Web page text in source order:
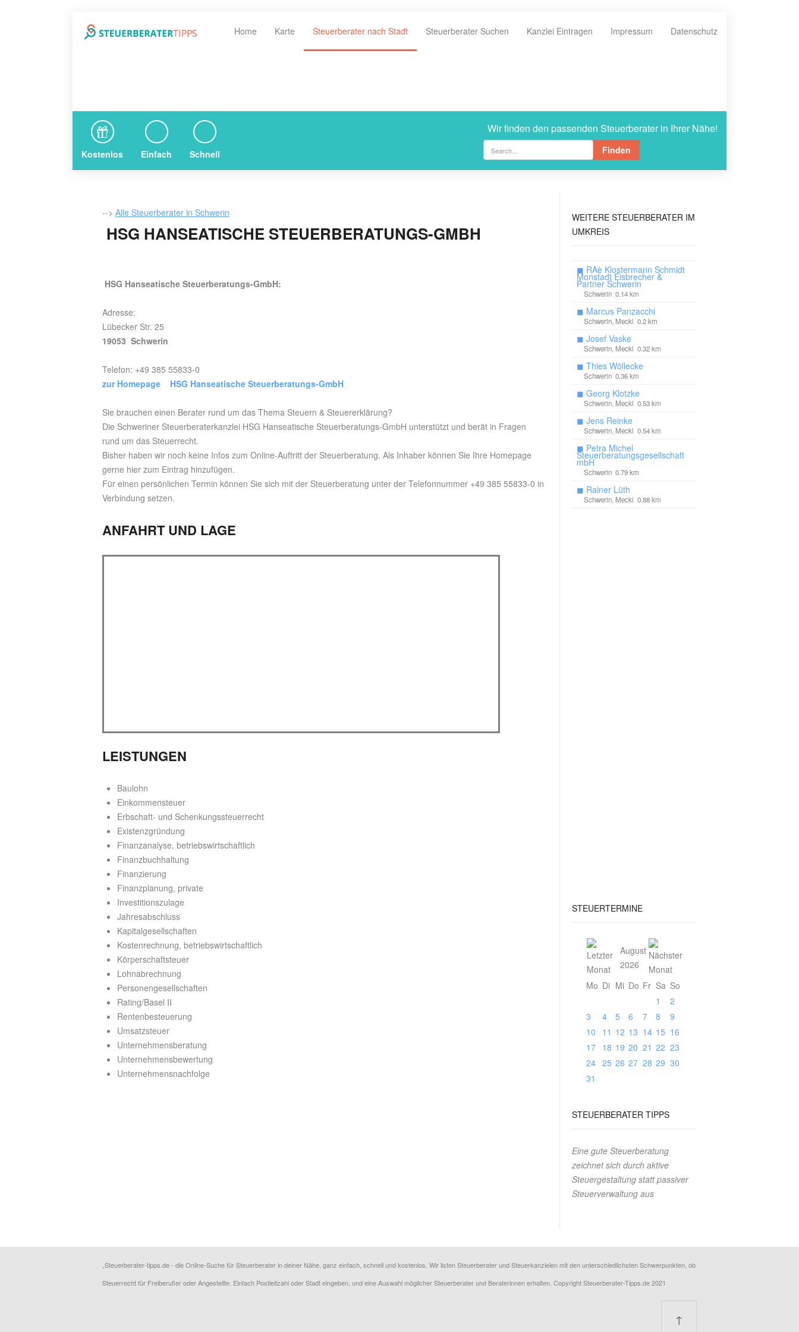
Home Karte Steuerberater nach Stadt Steuerberater Suchen Kanzlei Eintragen Impressum Datenschutz
Kostenlos Einfach Schnell
Wir finden den passenden Steuerberater in Ihrer Nähe!
Finden
--> Alle Steuerberater in Schwerin
HSG HANSEATISCHE STEUERBERATUNGS-GMBH
HSG Hanseatische Steuerberatungs-GmbH:
Adresse:
Lübecker Str. 25
19053 Schwerin
Telefon: +49 385 55833-0
zur Homepage HSG Hanseatische Steuerberatungs-GmbH
Sie brauchen einen Berater rund um das Thema Steuern & Steuererklärung?
Die Schweriner Steuerberaterkanzlei HSG Hanseatische Steuerberatungs-GmbH unterstützt und berät in Fragen
rund um das Steuerrecht.
Bisher haben wir noch keine Infos zum Online-Auftritt der Steuerberatung. Als Inhaber können Sie Ihre Homepage
gerne hier zum Eintrag hinzufügen.
Für einen persönlichen Termin können Sie sich mit der Steuerberatung unter der Telefonnummer +49 385 55833-0 in
Verbindung setzen.
ANFAHRT UND LAGE
LEISTUNGEN
Baulohn
Einkommensteuer
Erbschaft- und Schenkungssteuerrecht
Existenzgründung
Finanzanalyse, betriebswirtschaftlich
Finanzbuchhaltung
Finanzierung
Finanzplanung, private
Investitionszulage
Jahresabschluss
Kapitalgesellschaften
Kostenrechnung, betriebswirtschaftlich
Körperschaftsteuer
Lohnabrechnung
Personengesellschaften
Rating/Basel II
Rentenbesteuerung
Umsatzsteuer
Unternehmensberatung
Unternehmensbewertung
Unternehmensnachfolge
WEITERE STEUERBERATER IM
UMKREIS
◼ RAè Klostermann Schmidt
Monstadt Eisbrecher &
Partner Schwerin
Schwerin 0.14 km
◼ Marcus Panzacchi
Schwerin, Meckl 0.2 km
◼ Josef Vaske
Schwerin, Meckl 0.32 km
◼ Thies Wöllecke
Schwerin 0.36 km
◼ Georg Klotzke
Schwerin, Meckl 0.53 km
◼ Jens Reinke
Schwerin, Meckl 0.54 km
◼ Petra Michel
Steuerberatungsgesellschaft
mbH
Schwerin 0.79 km
◼ Rainer Lüth
Schwerin, Meckl 0.88 km
STEUERTERMINE
August
2026
Mo Di Mi Do Fr Sa So
1
2
3
4 5 6 7 8
9
10
11 12 13 14 15 16
17
18 19 20 21 22 23
24 25 26 27 28 29 30
31
STEUERBERATER TIPPS
Eine gute Steuerberatung
zeichnet sich durch aktive
Steuergestaltung statt passiver
Steuerverwaltung aus
„Steuerberater-tipps.de - die Online-Suche für Steuerberater in deiner Nähe, ganz einfach, schnell und kostenlos. Wir listen Steuerberater und Steuerkanzleien mit den unterschiedlichsten Schwerpunkten, ob
Steuerrecht für Freiberufler oder Angestellte. Einfach Postleitzahl oder Stadt eingeben, und eine Auswahl möglicher Steuerberater und Beraterinnen erhalten. Copyright Steuerberater-Tipps.de 2021
↑